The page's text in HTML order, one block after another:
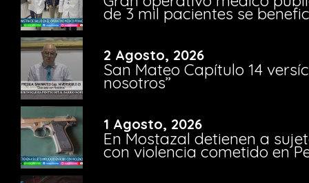
de 3 mil pacientes se
2 Agosto, 2026
San Mateo Capítulo 14
nosotros”
1 Agosto, 2026
En Mostazal detienen a
con violencia cometido en